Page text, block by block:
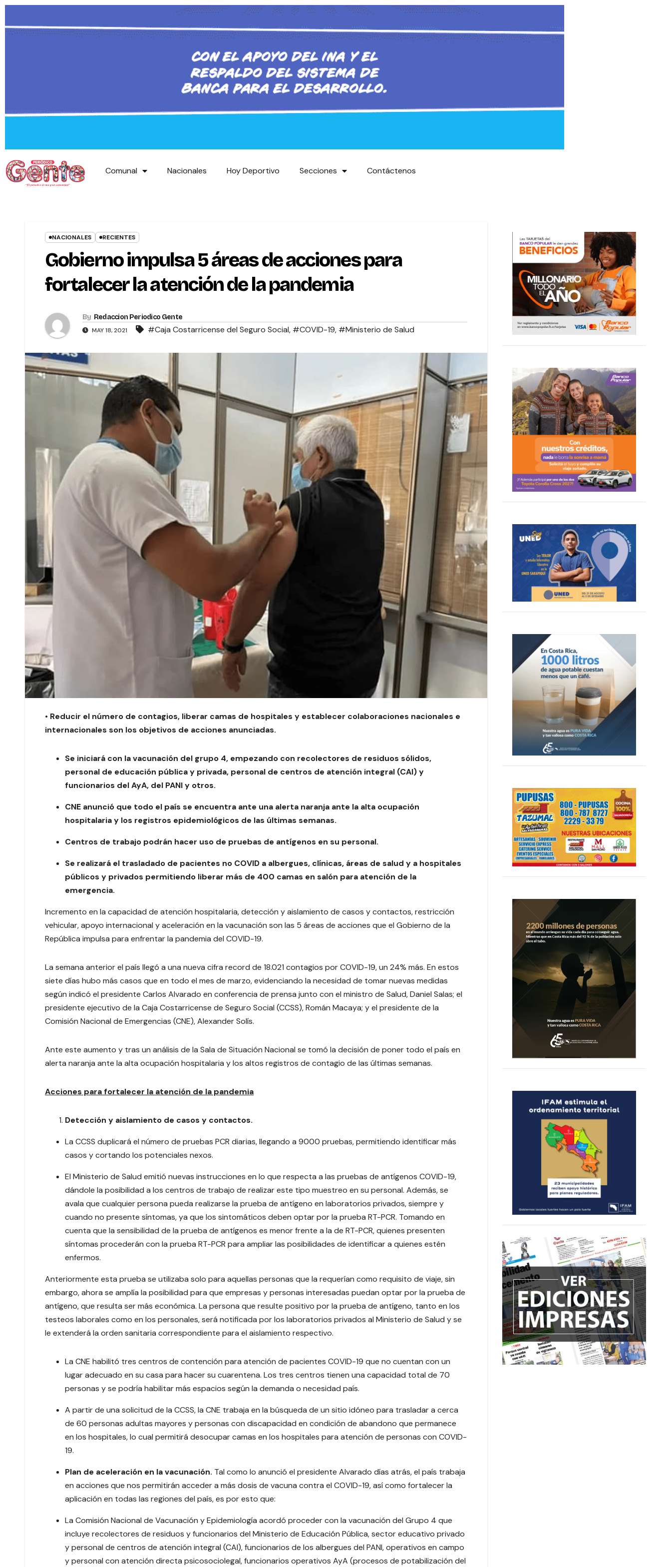
Comunal Nacionales Hoy Deportivo Secciones Contáctenos
NACIONALES RECIENTES
Gobierno impulsa 5 áreas de acciones para
fortalecer la atención de la pandemia
By Redaccion Periodico Gente
MAY 18, 2021 #Caja Costarricense del Seguro Social, #COVID-19, #Ministerio de Salud
• Reducir el número de contagios, liberar camas de hospitales y establecer colaboraciones nacionales e
internacionales son los objetivos de acciones anunciadas.
Se iniciará con la vacunación del grupo 4, empezando con recolectores de residuos sólidos,
personal de educación pública y privada, personal de centros de atención integral (CAI) y
funcionarios del AyA, del PANI y otros.
CNE anunció que todo el país se encuentra ante una alerta naranja ante la alta ocupación
hospitalaria y los registros epidemiológicos de las últimas semanas.
Centros de trabajo podrán hacer uso de pruebas de antígenos en su personal.
Se realizará el trasladado de pacientes no COVID a albergues, clínicas, áreas de salud y a hospitales
públicos y privados permitiendo liberar más de 400 camas en salón para atención de la
emergencia.
Incremento en la capacidad de atención hospitalaria, detección y aislamiento de casos y contactos, restricción
vehicular, apoyo internacional y aceleración en la vacunación son las 5 áreas de acciones que el Gobierno de la
República impulsa para enfrentar la pandemia del COVID-19.
La semana anterior el país llegó a una nueva cifra record de 18.021 contagios por COVID-19, un 24% más. En estos
siete días hubo más casos que en todo el mes de marzo, evidenciando la necesidad de tomar nuevas medidas
según indicó el presidente Carlos Alvarado en conferencia de prensa junto con el ministro de Salud, Daniel Salas; el
presidente ejecutivo de la Caja Costarricense de Seguro Social (CCSS), Román Macaya; y el presidente de la
Comisión Nacional de Emergencias (CNE), Alexander Solís.
Ante este aumento y tras un análisis de la Sala de Situación Nacional se tomó la decisión de poner todo el país en
alerta naranja ante la alta ocupación hospitalaria y los altos registros de contagio de las últimas semanas.
Acciones para fortalecer la atención de la pandemia
Detección y aislamiento de casos y contactos.
La CCSS duplicará el número de pruebas PCR diarias, llegando a 9000 pruebas, permitiendo identificar más
casos y cortando los potenciales nexos.
El Ministerio de Salud emitió nuevas instrucciones en lo que respecta a las pruebas de antígenos COVID-19,
dándole la posibilidad a los centros de trabajo de realizar este tipo muestreo en su personal. Además, se
avala que cualquier persona pueda realizarse la prueba de antígeno en laboratorios privados, siempre y
cuando no presente síntomas, ya que los sintomáticos deben optar por la prueba RT-PCR. Tomando en
cuenta que la sensibilidad de la prueba de antígenos es menor frente a la de RT-PCR, quienes presenten
síntomas procederán con la prueba RT-PCR para ampliar las posibilidades de identificar a quienes estén
enfermos.
Anteriormente esta prueba se utilizaba solo para aquellas personas que la requerían como requisito de viaje, sin
embargo, ahora se amplía la posibilidad para que empresas y personas interesadas puedan optar por la prueba de
antígeno, que resulta ser más económica. La persona que resulte positivo por la prueba de antígeno, tanto en los
testeos laborales como en los personales, será notificada por los laboratorios privados al Ministerio de Salud y se
le extenderá la orden sanitaria correspondiente para el aislamiento respectivo.
La CNE habilitó tres centros de contención para atención de pacientes COVID-19 que no cuentan con un
lugar adecuado en su casa para hacer su cuarentena. Los tres centros tienen una capacidad total de 70
personas y se podría habilitar más espacios según la demanda o necesidad país.
A partir de una solicitud de la CCSS, la CNE trabaja en la búsqueda de un sitio idóneo para trasladar a cerca
de 60 personas adultas mayores y personas con discapacidad en condición de abandono que permanece
en los hospitales, lo cual permitirá desocupar camas en los hospitales para atención de personas con COVID-
19.
Plan de aceleración en la vacunación. Tal como lo anunció el presidente Alvarado días atrás, el país trabaja
en acciones que nos permitirán acceder a más dosis de vacuna contra el COVID-19, así como fortalecer la
aplicación en todas las regiones del país, es por esto que:
La Comisión Nacional de Vacunación y Epidemiología acordó proceder con la vacunación del Grupo 4 que
incluye recolectores de residuos y funcionarios del Ministerio de Educación Pública, sector educativo privado
y personal de centros de atención integral (CAI), funcionarios de los albergues del PANI, operativos en campo
y personal con atención directa psicosociolegal, funcionarios operativos AyA (procesos de potabilización del